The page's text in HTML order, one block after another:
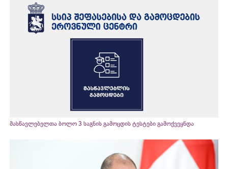
მასწავლებელთა ბოლო 3 საგნის გამოცდის ტესტები გამოქვეყნდა